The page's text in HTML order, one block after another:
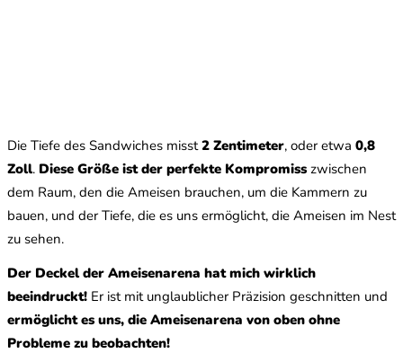
Die Tiefe des Sandwiches misst2 Zentimeter, oder etwa 0,8
Zoll. Diese Größe ist der perfekte Kompromiss zwischen
dem Raum, den die Ameisen brauchen, um die Kammern zu
bauen, und der Tiefe, die es uns ermöglicht, die Ameisen im Nest
zu sehen.
Der Deckel der Ameisenarena hat mich wirklich
beeindruckt! Er ist mit unglaublicher Präzision geschnitten und
ermöglicht es uns, die Ameisenarena von oben ohne
Probleme zu beobachten!